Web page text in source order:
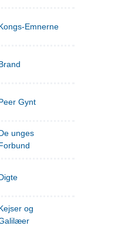
Emnerne
Gynt
unges
og